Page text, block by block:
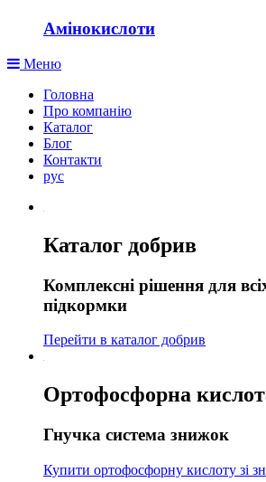
Амінокислоти
Меню
Головна
Про компанію
Каталог
Блог
Контакти
рус
Каталог добрив
Комплексні рішення для
підкормки
Перейти в каталог добрив
Ортофосфорна
Гнучка система знижок
Купити ортофосфорну кислоту зі